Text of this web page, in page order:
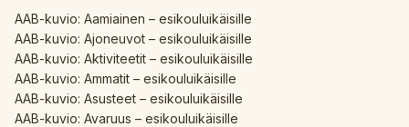
AAB-kuvio: Aamiainen – esikouluikäisille
AAB-kuvio: Ajoneuvot – esikouluikäisille
AAB-kuvio: Aktiviteetit – esikouluikäisille
AAB-kuvio: Ammatit – esikouluikäisille
AAB-kuvio: Asusteet – esikouluikäisille
AAB-kuvio: Avaruus – esikouluikäisille